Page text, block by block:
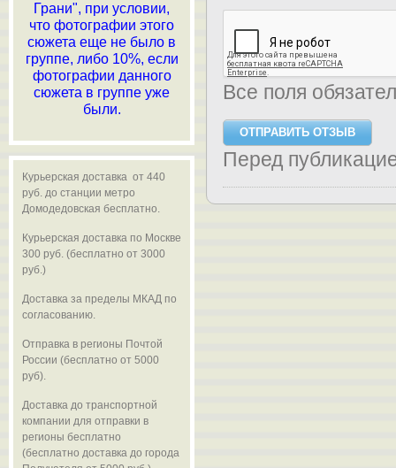
Все поля
Перед
Грани", при условии,
что фотографии этого
сюжета еще не было в
группе, либо 10%, если
фотографии данного
сюжета в группе уже
были.
Курьерская доставка от 440
руб. до станции метро
Домодедовская бесплатно.
Курьерская доставка по Москве
300 руб. (бесплатно от 3000
руб.)
Доставка за пределы МКАД по
согласованию.
Отправка в регионы Почтой
России (бесплатно от 5000
руб).
Доставка до транспортной
компании для отправки в
регионы бесплатно
(бесплатно доставка до города